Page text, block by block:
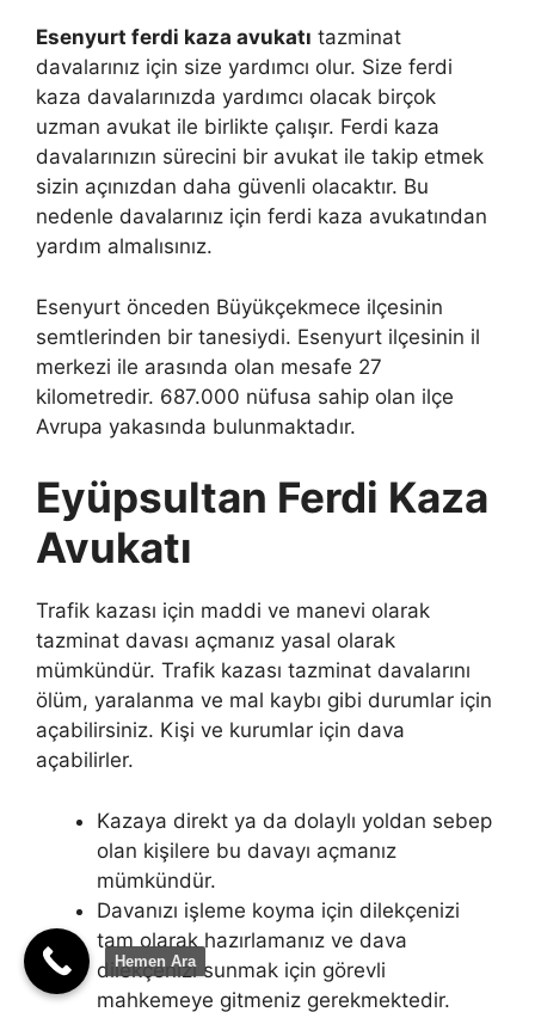
Esenyurt ferdi kaza avukatı tazminat
davalarınız için size yardımcı olur. Size ferdi
kaza davalarınızda yardımcı olacak birçok
uzman avukat ile birlikte çalışır. Ferdi kaza
davalarınızın sürecini bir avukat ile takip etmek
sizin açınızdan daha güvenli olacaktır. Bu
nedenle davalarınız için ferdi kaza avukatından
yardım almalısınız.
Esenyurt önceden Büyükçekmece ilçesinin
semtlerinden bir tanesiydi. Esenyurt ilçesinin il
merkezi ile arasında olan mesafe 27
kilometredir. 687.000 nüfusa sahip olan ilçe
Avrupa yakasında bulunmaktadır.
Eyüpsultan Ferdi Kaza
Avukatı
Trafik kazası için maddi ve manevi olarak
tazminat davası açmanız yasal olarak
mümkündür. Trafik kazası tazminat davalarını
ölüm, yaralanma ve mal kaybı gibi durumlar için
açabilirsiniz. Kişi ve kurumlar için dava
açabilirler.
Kazaya direkt ya da dolaylı yoldan sebep
olan kişilere bu davayı açmanız
mümkündür.
Davanızı işleme koyma için dilekçenizi
tam olarak hazırlamanız ve dava
dilekçenizi sunmak için görevli
mahkemeye gitmeniz gerekmektedir.
Hemen Ara